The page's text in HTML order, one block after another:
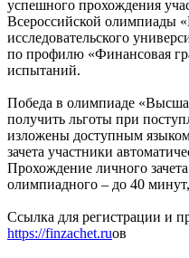
успешного прохождения
Всероссийской олимпиады
исследовательского
по профилю «Финансовая
испытаний.
Победа в олимпиаде
получить льготы при
изложены доступным
зачета участники
Прохождение личного
олимпиадного – до 40
Ссылка для регистрации и
https://finzachet.ruов